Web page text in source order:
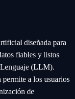
diseñada para
fiables y listos
Lenguaje (LLM).
a los usuarios
de